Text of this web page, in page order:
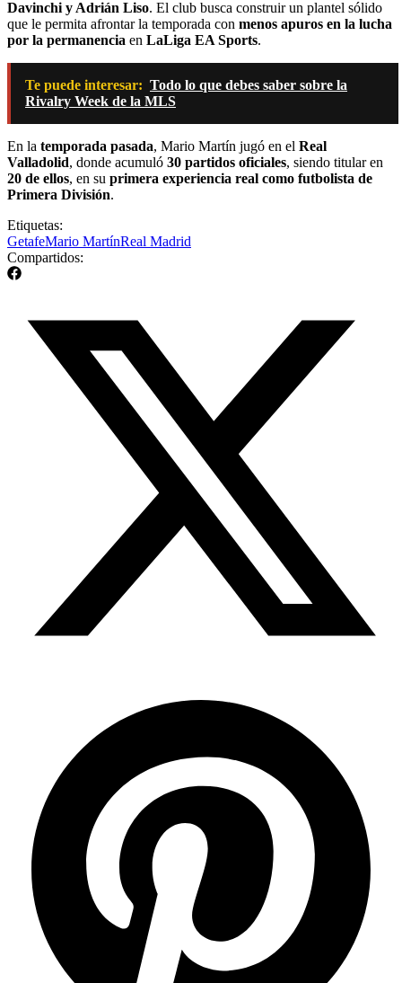
Davinchi y Adrián Liso. El club busca construir un plantel sólido
que le permita afrontar la temporada con menos apuros en la lucha
por la permanencia en LaLiga EA Sports.
Te puede interesar: Todo lo que debes saber sobre la
Rivalry Week de la MLS
En la temporada pasada, Mario Martín jugó en el Real
Valladolid, donde acumuló 30 partidos oficiales, siendo titular en
20 de ellos, en su primera experiencia real como futbolista de
Primera División.
Etiquetas:
GetafeMario MartínReal Madrid
Compartidos: